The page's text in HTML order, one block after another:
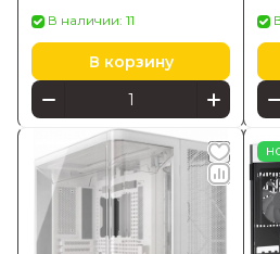
В наличии: 11
В корзину